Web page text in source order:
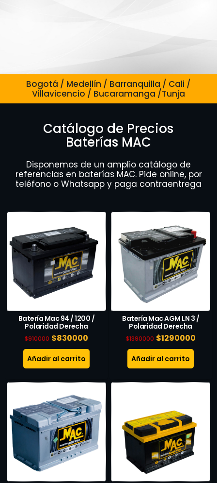
Bogotá / Medellín / Barranquilla / Cali /
Villavicencio / Bucaramanga /Tunja
Catálogo de Precios
Baterías MAC
Disponemos de un amplio catálogo de
referencias en baterías MAC. Pide online, por
teléfono o Whatsapp y paga contraentrega
Batería Mac 94 / 1200 /
Polaridad Derecha
$910000 $830000
Añadir al carrito
Batería Mac AGM LN 3 /
Polaridad Derecha
$1390000 $1290000
Añadir al carrito